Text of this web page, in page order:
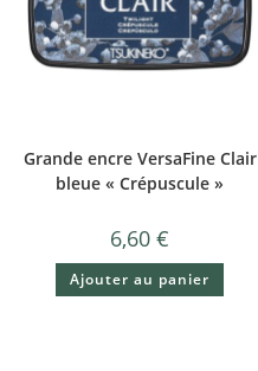
Grande encre VersaFine Clair
bleue « Crépuscule »
6,60€
Ajouter au panier